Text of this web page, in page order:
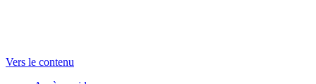
Vers le contenu